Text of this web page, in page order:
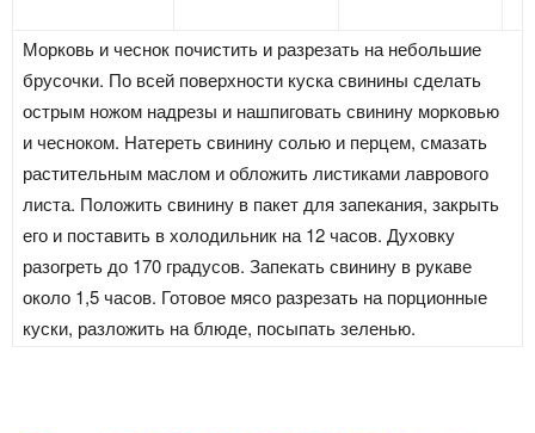
Морковь и чеснок почистить и разрезать на небольшие
брусочки. По всей поверхности куска свинины сделать
острым ножом надрезы и нашпиговать свинину морковью
и чесноком. Натереть свинину солью и перцем, смазать
растительным маслом и обложить листиками лаврового
листа. Положить свинину в пакет для запекания, закрыть
его и поставить в холодильник на 12 часов. Духовку
разогреть до 170 градусов. Запекать свинину в рукаве
около 1,5 часов. Готовое мясо разрезать на порционные
куски, разложить на блюде, посыпать зеленью.